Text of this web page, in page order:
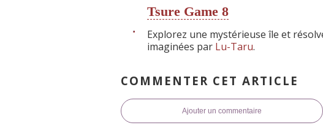
Tsure Game 8
Explorez une mystérieuse île et
imaginées par Lu-Taru.
COMMENTER CET ARTICLE
Ajouter un commentaire